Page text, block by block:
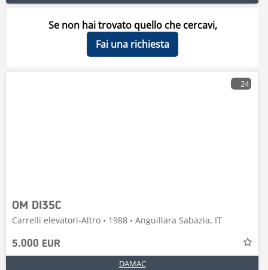
Se non hai trovato quello che cercavi,
Fai una richiesta
24
OM DI35C
Carrelli elevatori-Altro • 1988 • Anguillara Sabazia, IT
5.000 EUR
DAMAC